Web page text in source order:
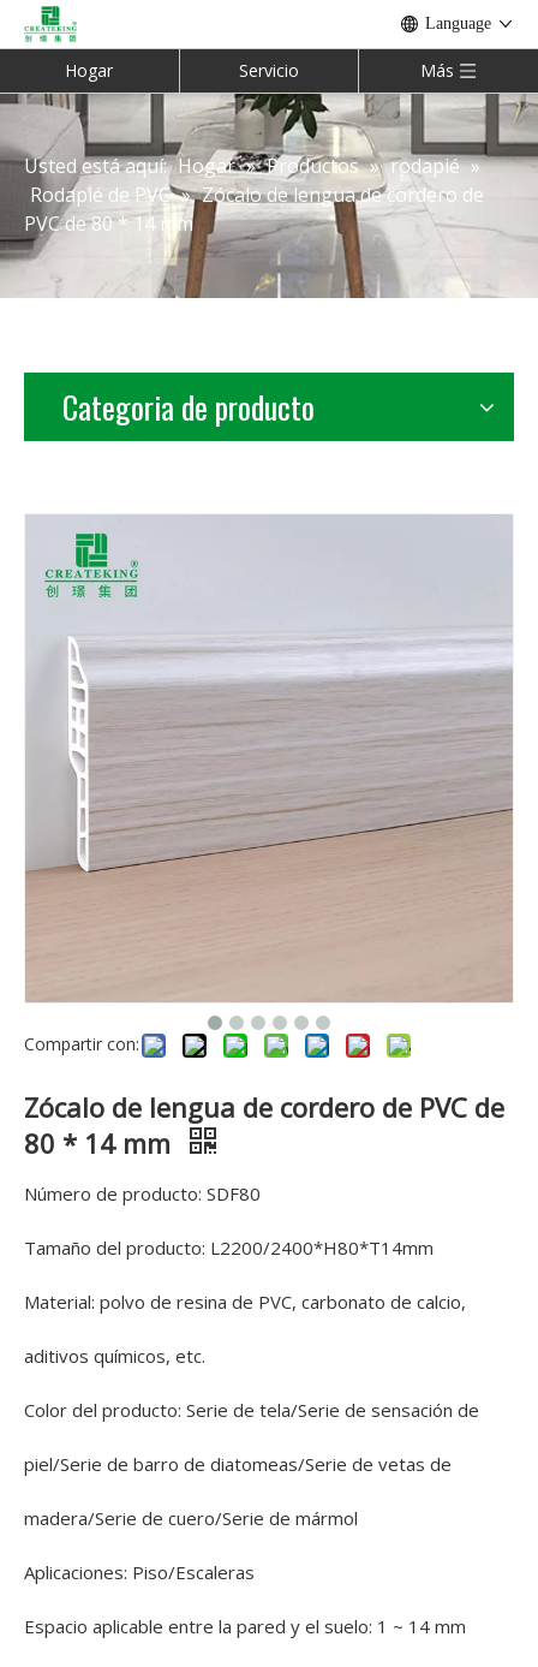
Language
Hogar Servicio Más
Usted está aquí: Hogar » Productos » rodapié »
Rodapié de PVC » Zócalo de lengua de cordero de
PVC de 80 * 14 mm
Categoria de producto
Compartir con:
Zócalo de lengua de cordero de PVC de
80 * 14 mm
Número de producto: SDF80
Tamaño del producto: L2200/2400*H80*T14mm
Material: polvo de resina de PVC, carbonato de calcio,
aditivos químicos, etc.
Color del producto: Serie de tela/Serie de sensación de
piel/Serie de barro de diatomeas/Serie de vetas de
madera/Serie de cuero/Serie de mármol
Aplicaciones: Piso/Escaleras
Espacio aplicable entre la pared y el suelo: 1 ~ 14 mm